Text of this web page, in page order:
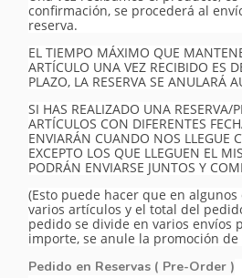
confirmación, se procederá al
reserva.
EL TIEMPO MÁXIMO QUE
ARTÍCULO UNA VEZ RECIBIDO ES
PLAZO, LA RESERVA SE ANULARÁ
SI HAS REALIZADO UNA RESERVA/
ARTÍCULOS CON DIFERENTES
ENVIARÁN CUANDO NOS LLEGUE
EXCEPTO LOS QUE LLEGUEN EL
PODRÁN ENVIARSE JUNTOS Y
(Esto puede hacer que en
varios artículos y el total del
pedido se divide en varios envíos
importe, se anule la promoción de
Pedido en Reservas ( Pre-Order )